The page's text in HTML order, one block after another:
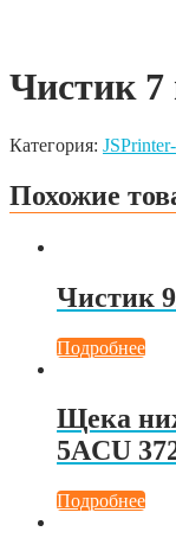
Чистик
Категория:
Похожие
Чистик
Подробнее
Щека
5ACU
Подробнее